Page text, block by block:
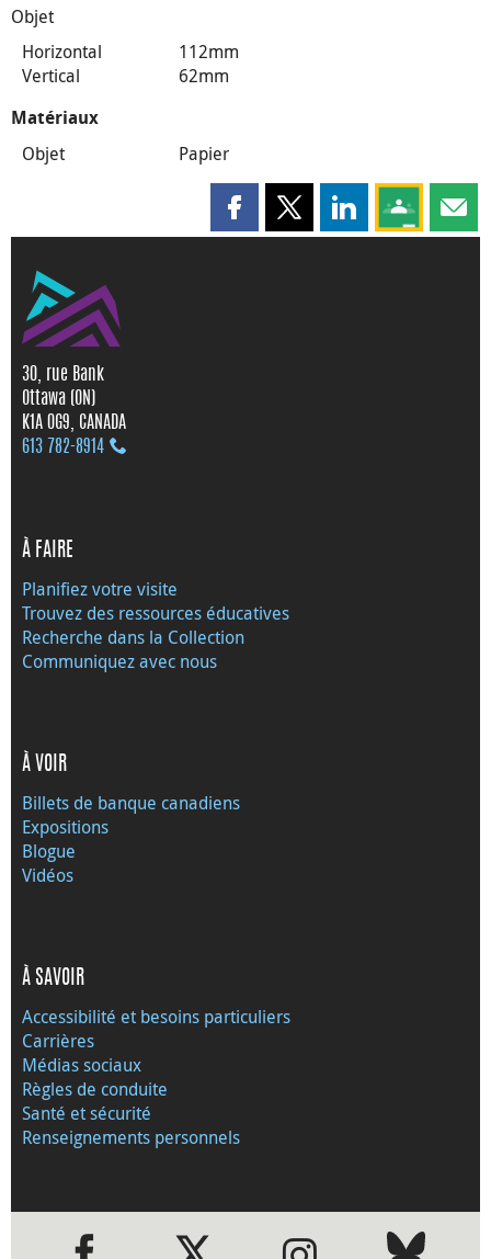
Objet
Horizontal
112mm
Vertical
62mm
Matériaux
Objet Papier
Partager cette page sur
Partager cette page sur X
Partager cette
Partagez
30, rue Bank
Ottawa (ON)
K1A 0G9, CANADA
613 782‑8914
À FAIRE
Planifiez votre visite
Trouvez des ressources éducatives
Recherche dans la Collection
Communiquez avec nous
À VOIR
Billets de banque canadiens
Expositions
Blogue
Vidéos
À SAVOIR
Accessibilité et besoins particuliers
Carrières
Médias sociaux
Règles de conduite
Santé et sécurité
Renseignements personnels